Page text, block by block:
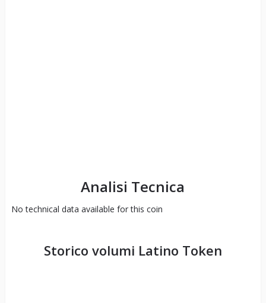
Analisi Tecnica
No technical data available for this coin
Storico volumi Latino Token